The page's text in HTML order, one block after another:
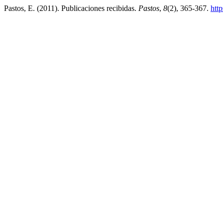
Pastos, E. (2011). Publicaciones recibidas. Pastos, 8(2), 365-367.